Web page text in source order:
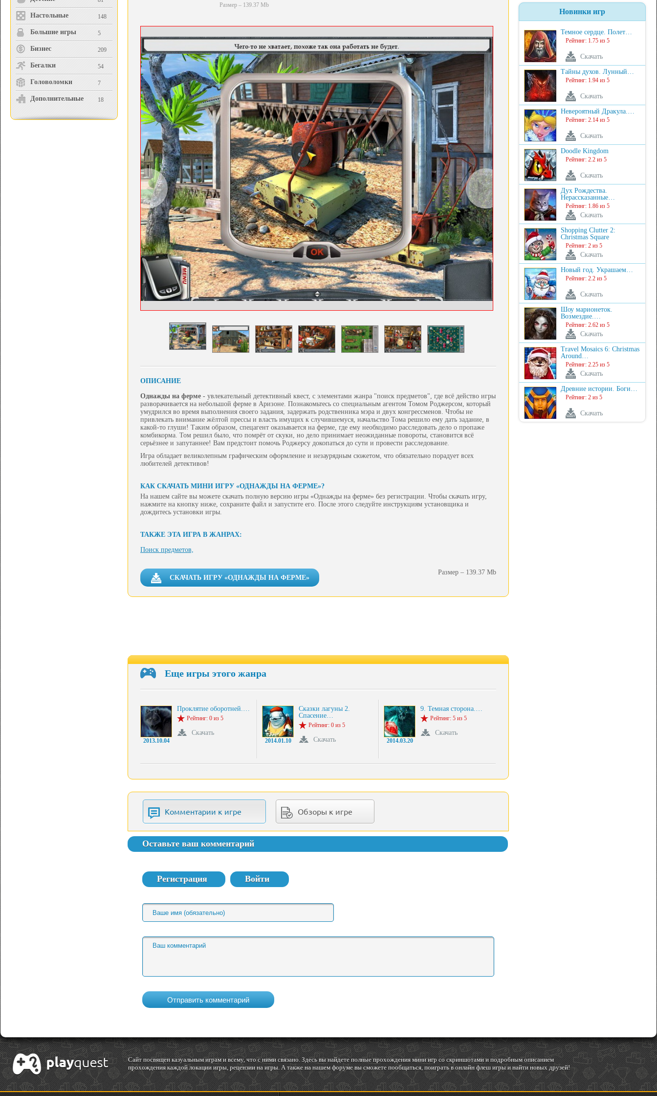
Настольные 148
Большие игры 5
Бизнес 209
Бегалки 54
Головоломки 7
Дополнительные 18
Размер – 139.37 Mb
ОПИСАНИЕ
Однажды на ферме - увлекательный детективный квест, с элементами жанра "поиск предметов", где всё действо игры
разворачивается на небольшой ферме в Аризоне. Познакомьтесь со специальным агентом Томом Роджерсом, который
умудрился во время выполнения своего задания, задержать родственника мэра и двух конгрессменов. Чтобы не
привлекать внимание жёлтой прессы и власть имущих к случившемуся, начальство Тома решило ему дать задание, в
какой-то глуши! Таким образом, спецагент оказывается на ферме, где ему необходимо расследовать дело о пропаже
комбикорма. Том решил было, что помрёт от скуки, но дело принимает неожиданные повороты, становится всё
серьёзнее и запутаннее! Вам предстоит помочь Роджерсу докопаться до сути и провести расследование.
Игра обладает великолепным графическим оформление и незаурядным сюжетом, что обязательно порадует всех
любителей детективов!
КАК СКАЧАТЬ МИНИ ИГРУ «ОДНАЖДЫ НА ФЕРМЕ»?
На нашем сайте вы можете скачать полную версию игры «Однажды на ферме» без регистрации. Чтобы скачать игру,
нажмите на кнопку ниже, сохраните файл и запустите его. После этого следуйте инструкциям установщика и
дождитесь установки игры.
ТАКЖЕ ЭТА ИГРА В ЖАНРАХ:
Поиск предметов,
СКАЧАТЬ ИГРУ «ОДНАЖДЫ НА ФЕРМЕ»
Размер – 139.37 Mb
Еще игры этого жанра
2013.10.04
Проклятие оборотней.…
Рейтинг: 0 из 5
Скачать
2014.01.10
Сказки лагуны 2.
Спасение…
Рейтинг: 0 из 5
Скачать 2014.03.20
9. Темная сторона.…
Рейтинг: 5 из 5
Скачать
Комментарии к игре Обзоры к игре
Оставьте ваш комментарий
Регистрация Войти
Новинки игр
Темное сердце. Полет…
Рейтинг: 1.75 из 5
Скачать
Тайны духов. Лунный…
Рейтинг: 1.94 из 5
Скачать
Невероятный Дракула.…
Рейтинг: 2.14 из 5
Скачать
Doodle Kingdom
Рейтинг: 2.2 из 5
Скачать
Дух Рождества.
Нерассказанные…
Рейтинг: 1.86 из 5
Скачать
Shopping Clutter 2:
Christmas Square
Рейтинг: 2 из 5
Скачать
Новый год. Украшаем…
Рейтинг: 2.2 из 5
Скачать
Шоу марионеток.
Возмездие.…
Рейтинг: 2.62 из 5
Скачать
Travel Mosaics 6: Christmas
Around…
Рейтинг: 2.25 из 5
Скачать
Древние истории. Боги…
Рейтинг: 2 из 5
Скачать
Cайт посвящен казуальным играм и всему, что с ними связано. Здесь вы найдете полные прохождения мини игр со скриншотами и подробным описанием
прохождения каждой локации игры, рецензии на игры. А также на нашем форуме вы сможете пообщаться, поиграть в онлайн флеш игры и найти новых друзей!